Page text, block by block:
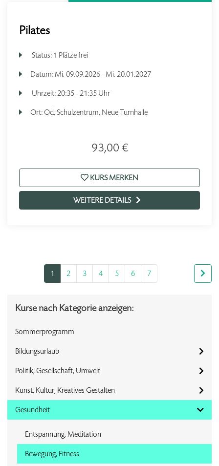
Pilates
Status: 1 Plätze frei
Datum: Mi. 09.09.2026 - Mi. 20.01.2027
Uhrzeit:20:35 - 21:35 Uhr
Ort:Od, Schulzentrum, Neue Turnhalle
93,00 €
KURS MERKEN
WEITERE DETAILS
1 2 3 4 5 6 7
Kurse nach Kategorie anzeigen:
Sommerprogramm
Bildungsurlaub
Politik, Gesellschaft, Umwelt
Kunst, Kultur, Kreatives Gestalten
Gesundheit
Entspannung, Meditation
Bewegung, Fitness